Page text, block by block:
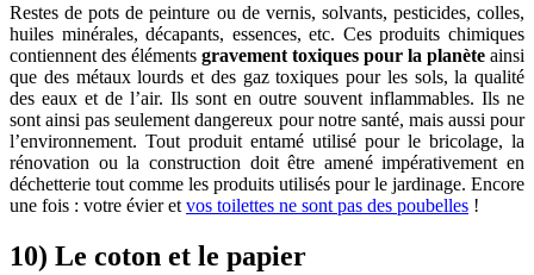
Restes de pots de peinture ou de vernis, solvants, pesticides, colles,
huiles minérales, décapants, essences, etc. Ces produits chimiques
contiennent des éléments gravement toxiques pour la planète ainsi
que des métaux lourds et des gaz toxiques pour les sols, la qualité
des eaux et de l’air. Ils sont en outre souvent inflammables. Ils ne
sont ainsi pas seulement dangereux pour notre santé, mais aussi pour
l’environnement. Tout produit entamé utilisé pour le bricolage, la
rénovation ou la construction doit être amené impérativement en
déchetterie tout comme les produits utilisés pour le jardinage. Encore
une fois : votre évier et vos toilettes ne sont pas des poubelles !
10) Le coton et le papier